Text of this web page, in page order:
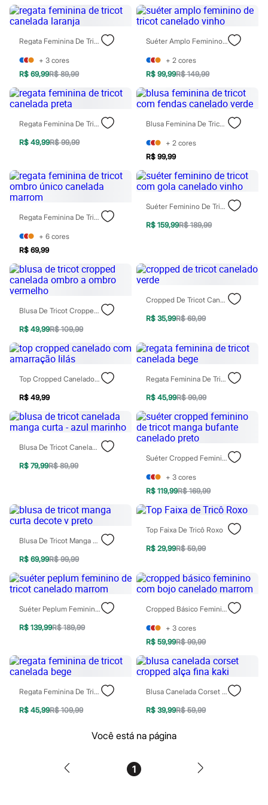
Rasteirinhas
Sandálias
Diversão
Baby Club
Fifteen
Palomino
Moda íntima
Cuecas
Meias
Pijamas
Biquínis e Maiôs
Blusas de proteção
Sungas
Personagens
Bluey
Disney
Hello Kitty
Homem Aranha
Minecraft
Naruto
Patrulha Canina
Sonic
Beleza
Perfumes árabes
Novidades
Cabelos
Condicionador
Escovas e Pentes
Finalizadores
Shampoo
Cuidados com o corpo
Hidratante
Tratamento
Cuidados com o rosto
Esfoliante
Tônicos
Maquiagens
Base
Batom
Blush
Corretivo
Pó facial
Sombras
Banderas
Beleza C&A
Boca Rosa
Carolina Herrera
Ciclo
Fran by Franciny Ehlke
Jean Paul Gaultier
Lancôme
Mari Maria
Real Techniques
Regata Feminina De Tricot Canelada Laranja
+ 3 cores
R$ 69,99R$ 89,99
Suéter Amplo Feminino De Tricot Canelado Vinho
+ 2 cores
R$ 99,99R$ 149,99
Regata Feminina De Tricot Canelada Preta
R$ 49,99R$ 99,99
Blusa Feminina De Tricot Com Fendas Canelado Verde
+ 2 cores
R$ 99,99
Regata Feminina De Tricot Ombro Único Canelada Marrom
+ 6 cores
R$ 69,99
Suéter Feminino De Tricot Com Gola Canelado Vinho
R$ 159,99R$ 189,99
Blusa De Tricot Cropped Canelada Ombro A Ombro Vermelho
R$ 49,99R$ 109,99
Cropped De Tricot Canelado Verde
R$ 35,99R$ 69,99
Top Cropped Canelado Com Amarração Lilás
R$ 49,99
Regata Feminina De Tricot Canelada Bege
R$ 45,99R$ 99,99
Blusa De Tricot Canelada Manga Curta - Azul Marinho
R$ 79,99R$ 89,99
Suéter Cropped Feminino De Tricot Manga Bufante Canelado Preto
+ 3 cores
R$ 119,99R$ 169,99
Blusa De Tricot Manga Curta Decote V Preto
R$ 69,99R$ 99,99
Top Faixa De Tricô Roxo
R$ 29,99R$ 59,99
Suéter Peplum Feminino De Tricot Canelado Marrom
R$ 139,99R$ 189,99
Cropped Básico Feminino Com Bojo Canelado Marrom
+ 3 cores
R$ 59,99R$ 99,99
Regata Feminina De Tricot Canelada Bege
R$ 45,99R$ 109,99
Blusa Canelada Corset Cropped Alça Fina Kaki
R$ 39,99R$ 59,99
Você está na página
1